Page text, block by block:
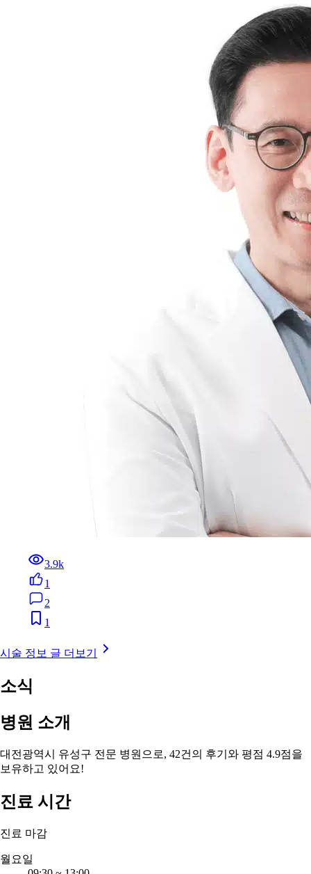
3.9k
1
2
1
시술 정보 글 더보기
소식
병원 소개
대전광역시 유성구 전문 병원으로, 42건의 후기와 평점 4.9점을
보유하고 있어요!
진료 시간
진료 마감
월요일